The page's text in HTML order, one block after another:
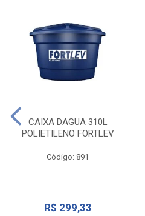
CAIXA DAGUA 310L
POLIETILENO FORTLEV
Código: 891
R$ 299,33